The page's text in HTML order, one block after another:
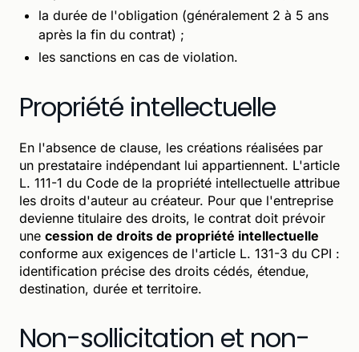
la durée de l'obligation (généralement 2 à 5 ans
après la fin du contrat) ;
les sanctions en cas de violation.
Propriété intellectuelle
En l'absence de clause, les créations réalisées par
un prestataire indépendant lui appartiennent. L'article
L. 111-1 du Code de la propriété intellectuelle attribue
les droits d'auteur au créateur. Pour que l'entreprise
devienne titulaire des droits, le contrat doit prévoir
une cession de droits de propriété intellectuelle
conforme aux exigences de l'article L. 131-3 du CPI :
identification précise des droits cédés, étendue,
destination, durée et territoire.
Non-sollicitation et non-